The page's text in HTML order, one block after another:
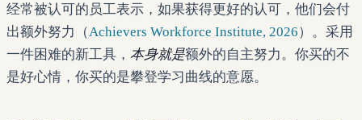
经常被认可的员工表示，如果获得更好的认可，他们会付
出额外努力（Achievers Workforce Institute, 2026）。采用
一件困难的新工具， 本身就是额外的自主努力。你买的不
是好心情，你买的是攀登学习曲线的意愿。